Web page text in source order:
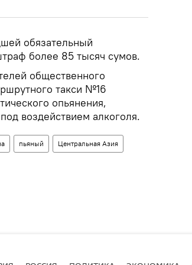
обязательный
более 85 тысяч сумов.
общественного
такси №16
опьянения,
воздействием алкоголя.
пьяный Центральная Азия